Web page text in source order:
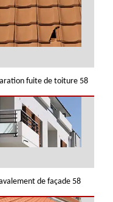
fuite de toiture 58
de façade 58